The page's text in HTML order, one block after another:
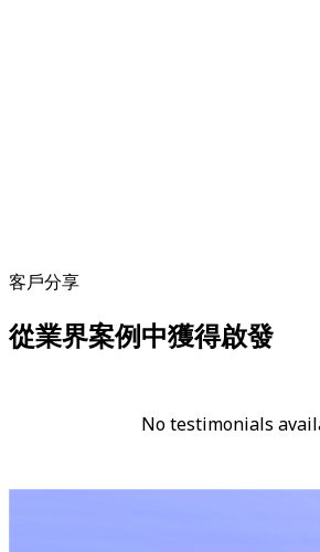
客戶分享
從業界案例中獲得啟發
No testimonials